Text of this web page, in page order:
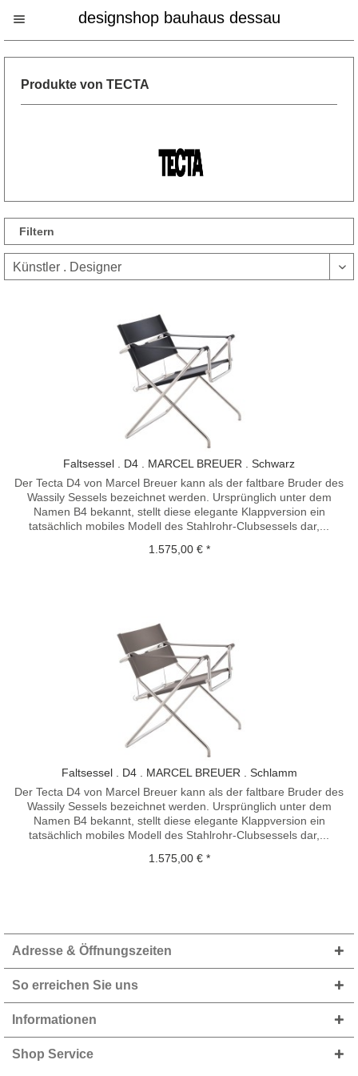
designshop bauhaus dessau
Produkte von TECTA
Filtern
Faltsessel . D4 . MARCEL BREUER . Schwarz
Der Tecta D4 von Marcel Breuer kann als der faltbare Bruder des
Wassily Sessels bezeichnet werden. Ursprünglich unter dem
Namen B4 bekannt, stellt diese elegante Klappversion ein
tatsächlich mobiles Modell des Stahlrohr-Clubsessels dar,...
1.575,00 € *
Faltsessel . D4 . MARCEL BREUER . Schlamm
Der Tecta D4 von Marcel Breuer kann als der faltbare Bruder des
Wassily Sessels bezeichnet werden. Ursprünglich unter dem
Namen B4 bekannt, stellt diese elegante Klappversion ein
tatsächlich mobiles Modell des Stahlrohr-Clubsessels dar,...
1.575,00 € *
Adresse & Öffnungszeiten
So erreichen Sie uns
Informationen
Shop Service